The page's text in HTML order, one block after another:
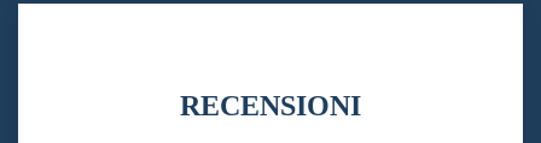
RECENSIONI